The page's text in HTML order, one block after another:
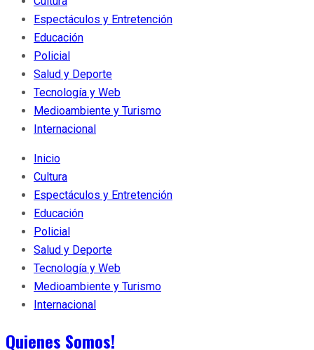
Espectáculos y Entretención
Educación
Policial
Salud y Deporte
Tecnología y Web
Medioambiente y Turismo
Internacional
Inicio
Cultura
Espectáculos y Entretención
Educación
Policial
Salud y Deporte
Tecnología y Web
Medioambiente y Turismo
Internacional
Quienes Somos!